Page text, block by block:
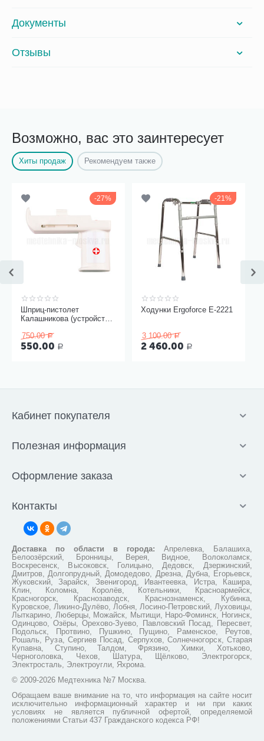
Документы
Отзывы
Возможно, вас это заинтересует
Хиты продаж Рекомендуем также
27%
Шприц-пистолет
Калашникова (устройство
шприцами одноразовыми)
750.00 Р
550.00 Р
21%
Ходунки Ergoforce Е-2221
3 100.00 Р
2 460.00 Р
Кабинет покупателя
Полезная информация
Оформление заказа
Контакты
Доставка по области в города: Апрелевка, Балашиха,
Белоозёрский, Бронницы, Верея, Видное, Волоколамск,
Воскресенск, Высоковск, Голицыно, Дедовск, Дзержинский,
Дмитров, Долгопрудный, Домодедово, Дрезна, Дубна, Егорьевск,
Жуковский, Зарайск, Звенигород, Ивантеевка, Истра, Кашира,
Клин, Коломна, Королёв, Котельники, Красноармейск,
Красногорск, Краснозаводск, Краснознаменск, Кубинка,
Куровское, Ликино-Дулёво, Лобня, Лосино-Петровский, Луховицы,
Лыткарино, Люберцы, Можайск, Мытищи, Наро-Фоминск, Ногинск,
Одинцово, Озёры, Орехово-Зуево, Павловский Посад, Пересвет,
Подольск, Протвино, Пушкино, Пущино, Раменское, Реутов,
Рошаль, Руза, Сергиев Посад, Серпухов, Солнечногорск, Старая
Купавна, Ступино, Талдом, Фрязино, Химки, Хотьково,
Черноголовка, Чехов, Шатура, Щёлково, Электрогорск,
Электросталь, Электроугли, Яхрома.
© 2009-2026 Медтехника №7 Москва.
Обращаем ваше внимание на то, что информация на сайте носит
исключительно информационный характер и ни при каких
условиях не является публичной офертой, определяемой
положениями Статьи 437 Гражданского кодекса РФ!